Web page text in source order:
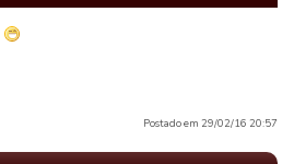
Postado em 29/02/16 20:57